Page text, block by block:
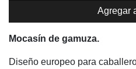
Agregar
Mocasín de gamuza.
Diseño europeo para